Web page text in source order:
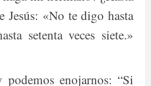
Jesús: «No te digo hasta
setenta veces siete.»
podemos enojarnos: “Si